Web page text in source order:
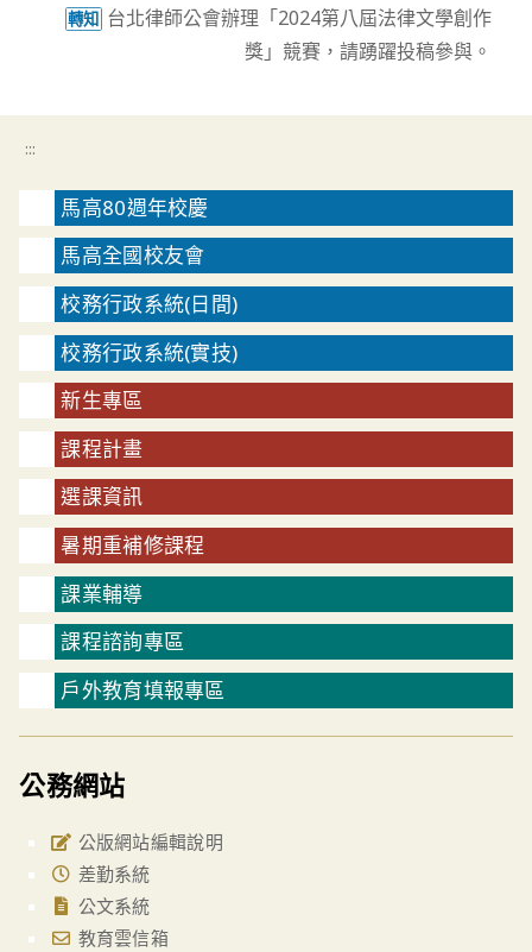
轉知 台北律師公會辦理「2024第八屆法律文學創作
獎」競賽，請踴躍投稿參與。
:::
馬高80週年校慶
馬高全國校友會
校務行政系統(日間)
校務行政系統(實技)
新生專區
課程計畫
選課資訊
暑期重補修課程
課業輔導
課程諮詢專區
戶外教育填報專區
公務網站
公版網站編輯說明
差勤系統
公文系統
教育雲信箱